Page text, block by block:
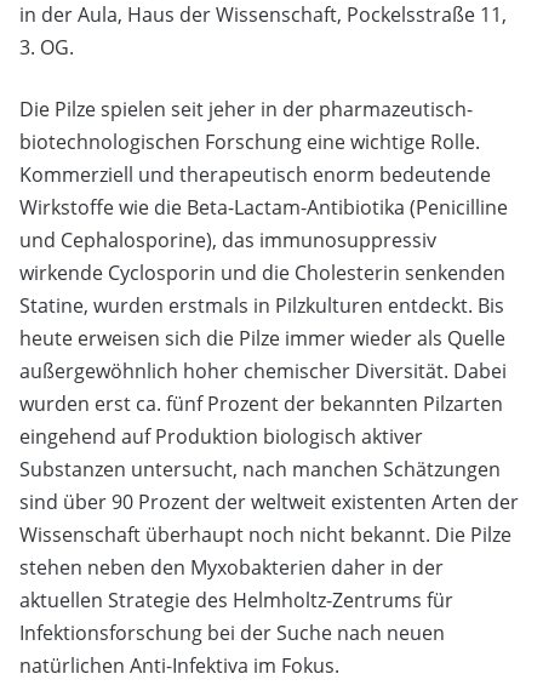
in der Aula, Haus der Wissenschaft, Pockelsstraße 11,
3. OG.
Die Pilze spielen seit jeher in der pharmazeutisch-
biotechnologischen Forschung eine wichtige Rolle.
Kommerziell und therapeutisch enorm bedeutende
Wirkstoffe wie die Beta-Lactam-Antibiotika (Penicilline
und Cephalosporine), das immunosuppressiv
wirkende Cyclosporin und die Cholesterin senkenden
Statine, wurden erstmals in Pilzkulturen entdeckt. Bis
heute erweisen sich die Pilze immer wieder als Quelle
außergewöhnlich hoher chemischer Diversität. Dabei
wurden erst ca. fünf Prozent der bekannten Pilzarten
eingehend auf Produktion biologisch aktiver
Substanzen untersucht, nach manchen Schätzungen
sind über 90 Prozent der weltweit existenten Arten der
Wissenschaft überhaupt noch nicht bekannt. Die Pilze
stehen neben den Myxobakterien daher in der
aktuellen Strategie des Helmholtz-Zentrums für
Infektionsforschung bei der Suche nach neuen
natürlichen Anti-Infektiva im Fokus.